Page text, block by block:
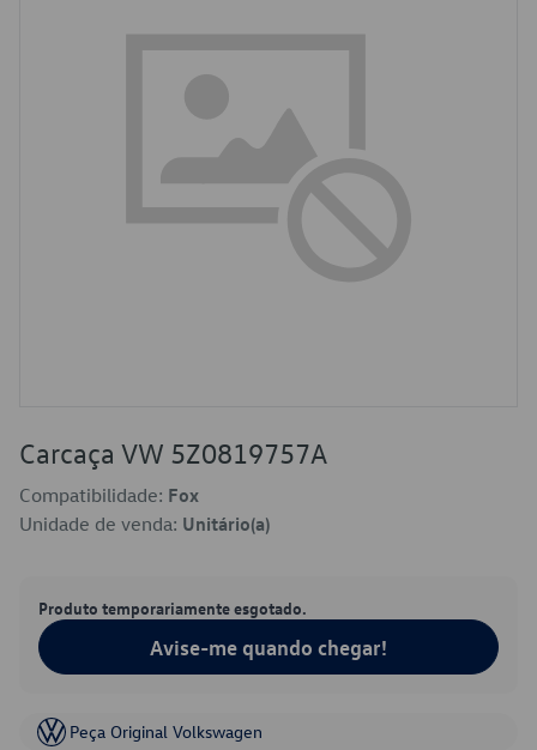
Carcaça VW 5Z0819757A
Compatibilidade: Fox
Unidade de venda: Unitário(a)
Produto temporariamente esgotado.
Avise-me quando chegar!
Peça Original Volkswagen